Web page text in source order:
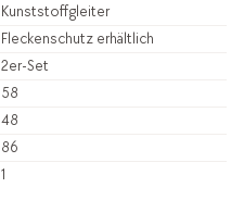
Kunststoffgleiter
Fleckenschutz erhältlich
2er-Set
58
48
86
1